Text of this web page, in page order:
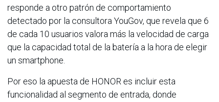
responde a otro patrón de comportamiento
detectado por la consultora YouGov, que revela que 6
de cada 10 usuarios valora más la velocidad de carga
que la capacidad total de la batería a la hora de elegir
un smartphone.
Por eso la apuesta de HONOR es incluir esta
funcionalidad al segmento de entrada, donde